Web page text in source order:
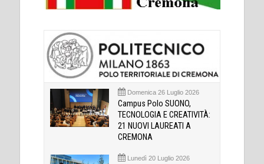
Domenica 26 Luglio 2026
Campus Polo SUONO,
TECNOLOGIA E CREATIVITÀ:
21 NUOVI LAUREATI A
CREMONA
Lunedì 20 Luglio 2026